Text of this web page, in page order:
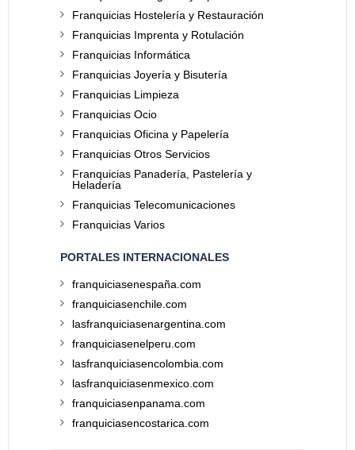
Franquicias Hostelería y Restauración
Franquicias Imprenta y Rotulación
Franquicias Informática
Franquicias Joyería y Bisutería
Franquicias Limpieza
Franquicias Ocio
Franquicias Oficina y Papelería
Franquicias Otros Servicios
Franquicias Panadería, Pastelería y
Heladería
Franquicias Telecomunicaciones
Franquicias Varios
PORTALES INTERNACIONALES
franquiciasenespaña.com
franquiciasenchile.com
lasfranquiciasenargentina.com
franquiciasenelperu.com
lasfranquiciasencolombia.com
lasfranquiciasenmexico.com
franquiciasenpanama.com
franquiciasencostarica.com